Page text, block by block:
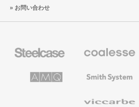
お問い合わせ
Solutions
System